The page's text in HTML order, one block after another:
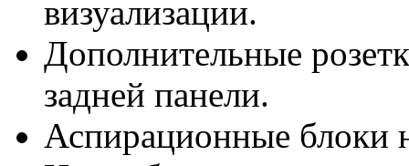
визуализации.
Дополнительные
задней панели.
Аспирационные блоки